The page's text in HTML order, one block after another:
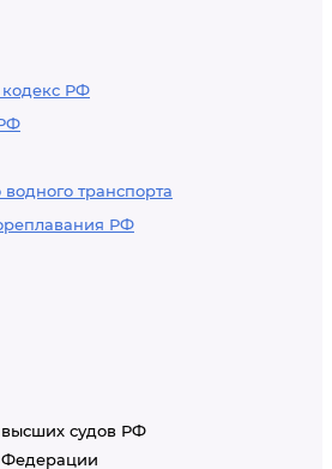
кодекс РФ
транспорта
РФ
судов РФ
Федерации